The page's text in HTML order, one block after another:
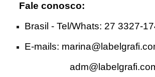
Fale conosco:
Brasil - Tel/Whats: 27 3327-
E-mails: